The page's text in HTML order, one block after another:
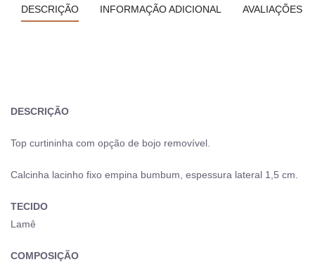
DESCRIÇÃO INFORMAÇÃO ADICIONAL AVALIAÇÕES
DESCRIÇÃO
Top curtininha com opção de bojo removível.
Calcinha lacinho fixo empina bumbum, espessura lateral 1,5 cm.
TECIDO
Lamê
COMPOSIÇÃO